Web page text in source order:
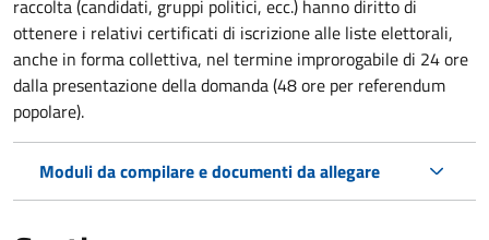
raccolta (candidati, gruppi politici, ecc.) hanno diritto di
ottenere i relativi certificati di iscrizione alle liste elettorali,
anche in forma collettiva, nel termine improrogabile di 24 ore
dalla presentazione della domanda (48 ore per referendum
popolare).
Moduli da compilare e documenti da allegare